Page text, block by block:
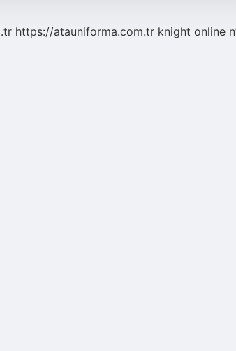
https://atauniforma.com.tr knight online